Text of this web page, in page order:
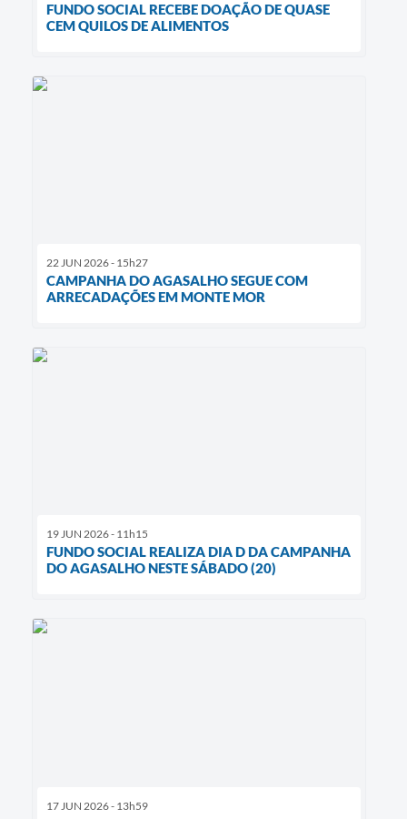
FUNDO SOCIAL RECEBE DOAÇÃO DE QUASE
CEM QUILOS DE ALIMENTOS
22 JUN 2026 - 15h27
CAMPANHA DO AGASALHO SEGUE COM
ARRECADAÇÕES EM MONTE MOR
19 JUN 2026 - 11h15
FUNDO SOCIAL REALIZA DIA D DA CAMPANHA
DO AGASALHO NESTE SÁBADO (20)
17 JUN 2026 - 13h59